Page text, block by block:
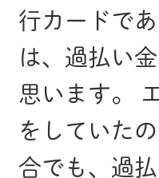
行カードで
は、過払い
思います。
をしていた
合でも、過